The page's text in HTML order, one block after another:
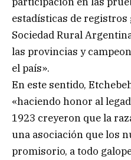
estadísticas de registros
Sociedad Rural
las provincias y
el país».
En este sentido,
«haciendo honor al
1923 creyeron que la
una asociación que los
promisorio, a todo